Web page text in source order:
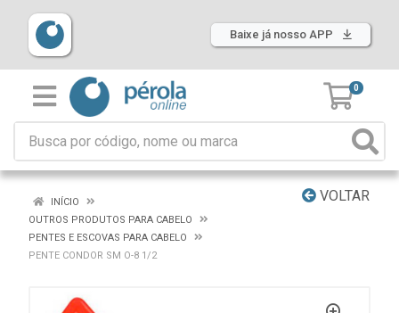
Baixe já nosso APP
0
VOLTAR
INÍCIO
OUTROS PRODUTOS PARA CABELO
PENTES E ESCOVAS PARA CABELO
PENTE CONDOR SM O-8 1/2